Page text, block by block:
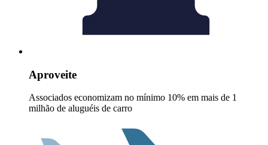
Aproveite
Associados economizam no mínimo 10% em mais de 1
milhão de aluguéis de carro